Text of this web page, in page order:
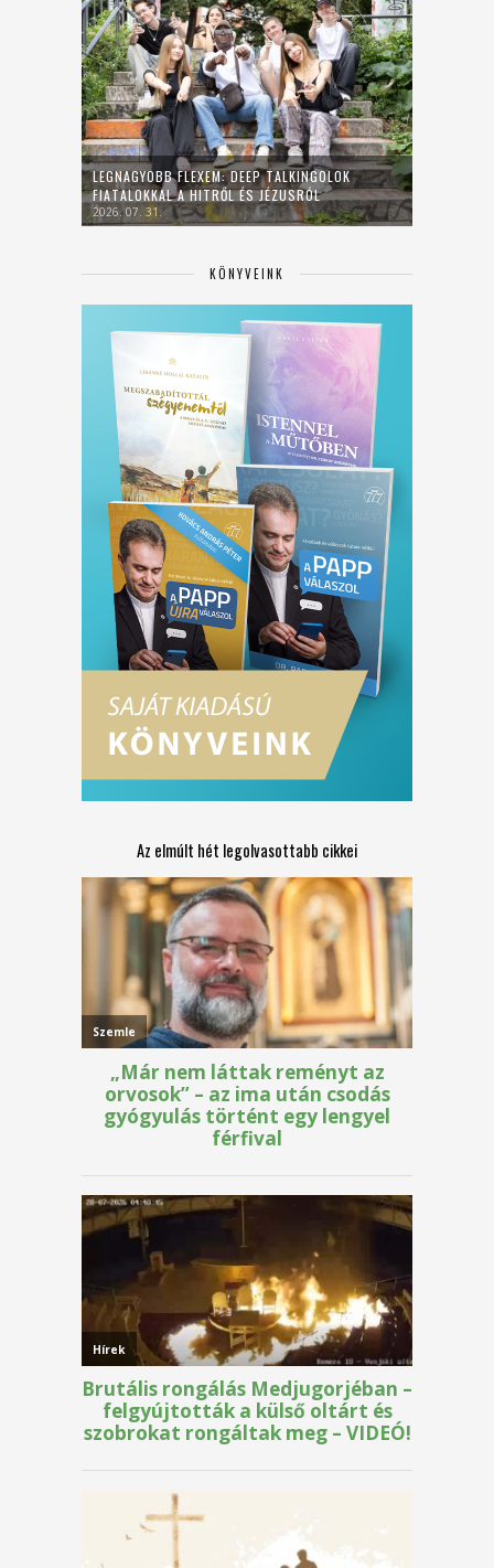
LEGNAGYOBB FLEXEM: DEEP TALKINGOLOK
FIATALOKKAL A HITRŐL ÉS JÉZUSRÓL
2026. 07. 31.
KÖNYVEINK
Az elmúlt hét legolvasottabb cikkei